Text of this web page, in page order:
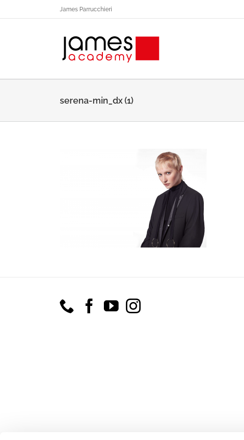
James Parrucchieri
serena-min_dx (1)